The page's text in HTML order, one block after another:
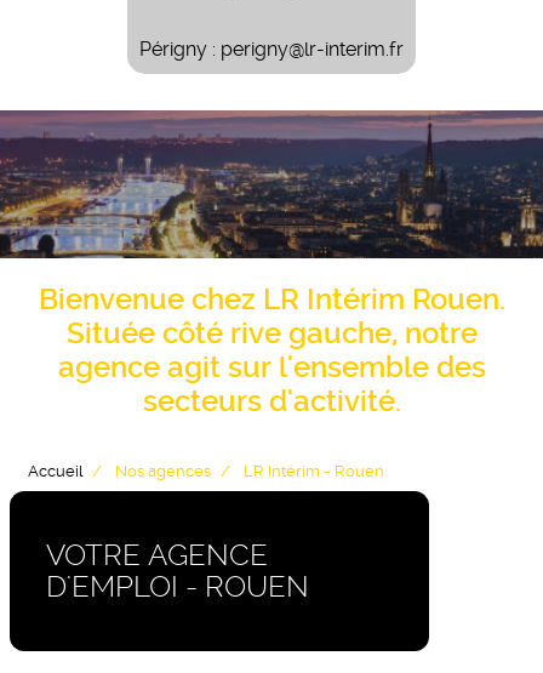
Périgny : perigny@lr-interim.fr
Bienvenue chez LR Intérim Rouen.
Située côté rive gauche, notre
agence agit sur l'ensemble des
secteurs d'activité.
Accueil Nos agences LR Intérim - Rouen
VOTRE AGENCE
D'EMPLOI - ROUEN